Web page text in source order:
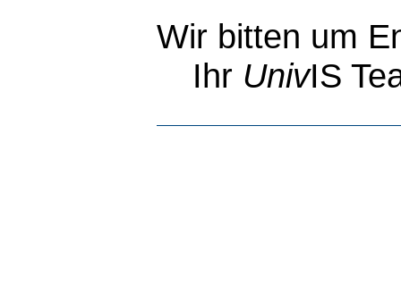
Wir bitten um
Ihr UnivIS